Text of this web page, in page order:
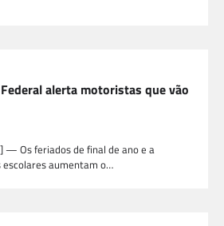
alerta motoristas que vão
] — Os feriados de final de ano e a
aumentam o…